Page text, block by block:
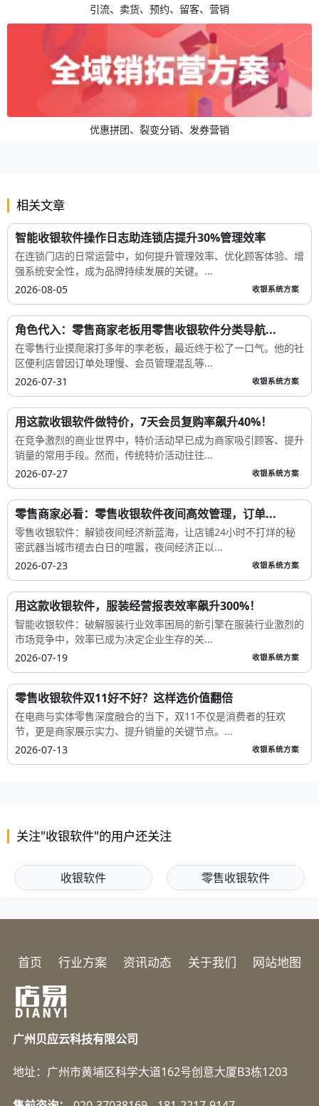
引流、卖货、预约、留客、营销
优惠拼团、裂变分销、发券营销
相关文章
智能收银软件操作日志助连锁店提升30%管理效率
在连锁门店的日常运营中，如何提升管理效率、优化顾客体验、增
强系统安全性，成为品牌持续发展的关键。...
2026-08-05
收银系统方案
角色代入：零售商家老板用零售收银软件分类导航...
在零售行业摸爬滚打多年的李老板，最近终于松了一口气。他的社
区便利店曾因订单处理慢、会员管理混乱等...
2026-07-31
收银系统方案
用这款收银软件做特价，7天会员复购率飙升40%！
在竞争激烈的商业世界中，特价活动早已成为商家吸引顾客、提升
销量的常用手段。然而，传统特价活动往往...
2026-07-27
收银系统方案
零售商家必看：零售收银软件夜间高效管理，订单...
零售收银软件：解锁夜间经济新蓝海，让店铺24小时不打烊的秘
密武器当城市褪去白日的喧嚣，夜间经济正以...
2026-07-23
收银系统方案
用这款收银软件，服装经营报表效率飙升300%！
智能收银软件：破解服装行业效率困局的新引擎在服装行业激烈的
市场竞争中，效率已成为决定企业生存的关...
2026-07-19
收银系统方案
零售收银软件双11好不好？这样选价值翻倍
在电商与实体零售深度融合的当下，双11不仅是消费者的狂欢
节，更是商家展示实力、提升销量的关键节点。...
2026-07-13
收银系统方案
关注"收银软件"的用户还关注
收银软件 零售收银软件
首页 行业方案 资讯动态 关于我们 网站地图
广州贝应云科技有限公司
地址：广州市黄埔区科学大道162号创意大厦B3栋1203